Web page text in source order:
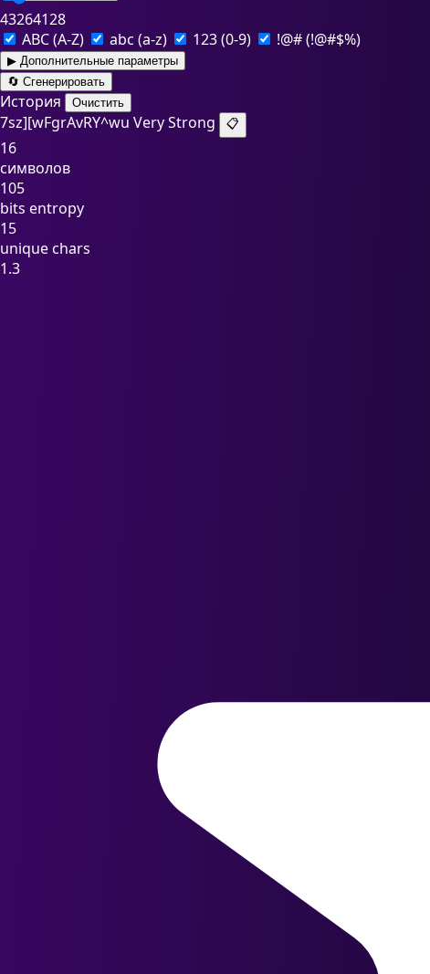
43264128
ABC(A-Z) abc (a-z) 123(0-9) !@#(!@#$%)
▶ Дополнительные параметры
🔄 Сгенерировать
История Очистить
7sz][wFgrAvRY^wu Very Strong 📋
16
символов
105
bits entropy
15
unique chars
1.3